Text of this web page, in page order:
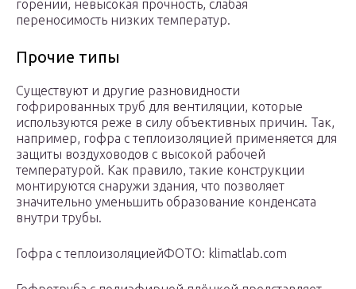
горении, невысокая прочность, слабая
переносимость низких температур.
Прочие типы
Существуют и другие разновидности
гофрированных труб для вентиляции, которые
используются реже в силу объективных причин. Так,
например, гофра с теплоизоляцией применяется для
защиты воздуховодов с высокой рабочей
температурой. Как правило, такие конструкции
монтируются снаружи здания, что позволяет
значительно уменьшить образование конденсата
внутри трубы.
Гофра с теплоизоляциейФОТО: klimatlab.com